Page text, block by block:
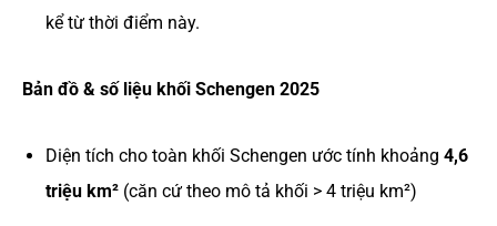
kể từ thời điểm này.
Bản đồ & số liệu khối Schengen 2025
Diện tích cho toàn khối Schengen ước tính khoảng 4,6
triệu km²(căn cứ theo mô tả khối > 4 triệu km²)